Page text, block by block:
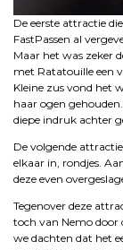
De eerste attractie
FastPassen al
Maar het was zeker
met Ratatouille een
Kleine zus vond het
haar ogen
diepe indruk achter
De volgende
elkaar in, rondjes.
deze even
Tegenover deze
toch van Nemo door
we dachten dat het